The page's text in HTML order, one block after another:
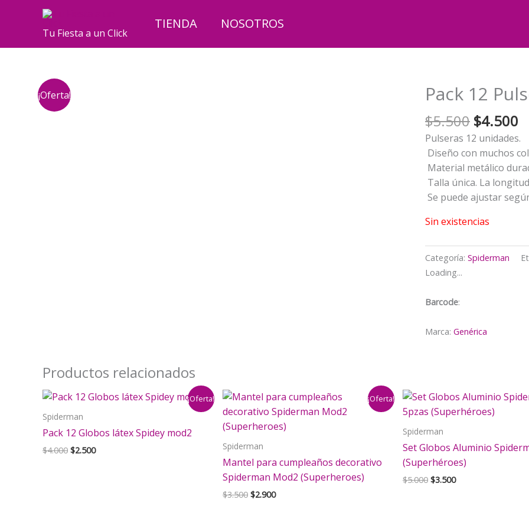
Tu Fiesta a un Click
TIENDA NOSOTROS
¡Oferta! Pack 12
$5.500 El
precio
original
era:
$5.500.
$4.500
Pulseras 12 unidades.
Diseño con muchos
Material metálico
Talla única. La
Se puede ajustar
Sin existencias
Categoría: Spiderman
Loading...
Barcode:
Marca: Genérica
Productos relacionados
¡Oferta!
Spiderman
Pack 12 Globos látex Spidey mod2
$4.000 El
$2.500El
¡Oferta!
Spiderman
Mantel para cumpleaños decorativo
Spiderman Mod2 (Superheroes)
$3.500 El
$2.900El
Spiderman
Set Globos Aluminio
(Superhéroes)
$5.000 El
$3.500El